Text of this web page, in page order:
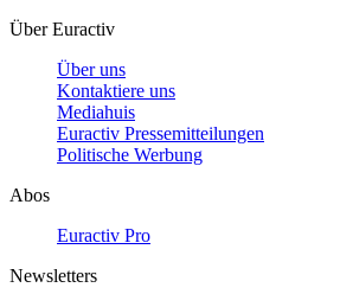
Über Euractiv
Über uns
Kontaktiere uns
Mediahuis
Euractiv Pressemitteilungen
Politische Werbung
Abos
Euractiv Pro
Newsletters